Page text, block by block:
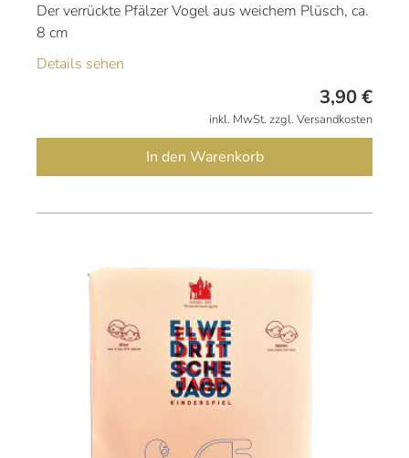
Der verrückte Pfälzer Vogel aus weichem Plüsch, ca.
8 cm
Details sehen
3,90€
inkl. MwSt. zzgl. Versandkosten
In den Warenkorb